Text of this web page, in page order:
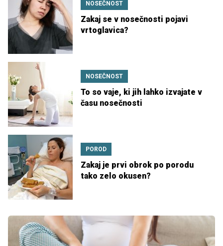
NOSEČNOST
Zakaj se v nosečnosti pojavi
vrtoglavica?
NOSEČNOST
To so vaje, ki jih lahko izvajate v
času nosečnosti
POROD
Zakaj je prvi obrok po porodu
tako zelo okusen?